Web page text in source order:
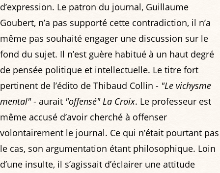
d’expression. Le patron du journal, Guillaume
Goubert, n’a pas supporté cette contradiction, il n’a
même pas souhaité engager une discussion sur le
fond du sujet. Il n’est guère habitué à un haut degré
de pensée politique et intellectuelle. Le titre fort
pertinent de l’édito de Thibaud Collin - "Le vichysme
mental"- aurait "offensé" La Croix. Le professeur est
même accusé d’avoir cherché à offenser
volontairement le journal. Ce qui n’était pourtant pas
le cas, son argumentation étant philosophique. Loin
d’une insulte, il s’agissait d’éclairer une attitude